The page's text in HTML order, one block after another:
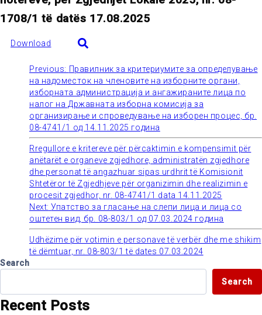
1708/1 të datës 17.08.2025
Download
Post
navigation
Previous: Правилник за критериумите за определување
на надоместок на членовите на изборните органи,
изборната администрација и ангажираните лица по
налог на Државната изборна комисија за
организирање и спроведување на изборен процес, бр.
08-4741/1 од 14.11.2025 година
Rregullore e kritereve për përcaktimin e kompensimit për
anëtarët e organeve zgjedhore, administratën zgjedhore
dhe personat të angazhuar sipas urdhrit të Komisionit
Shtetëror të Zgjedhjeve për organizimin dhe realizimin e
procesit zgjedhor, nr. 08-4741/1 data 14.11.2025
Next: Упатство за гласање на слепи лица и лица со
оштетен вид, бр. 08-803/1 од 07.03.2024 година
Udhëzime për votimin e personave të verbër dhe me shikim
të dëmtuar, nr. 08-803/1 të dates 07.03.2024
Search
Search
Recent Posts